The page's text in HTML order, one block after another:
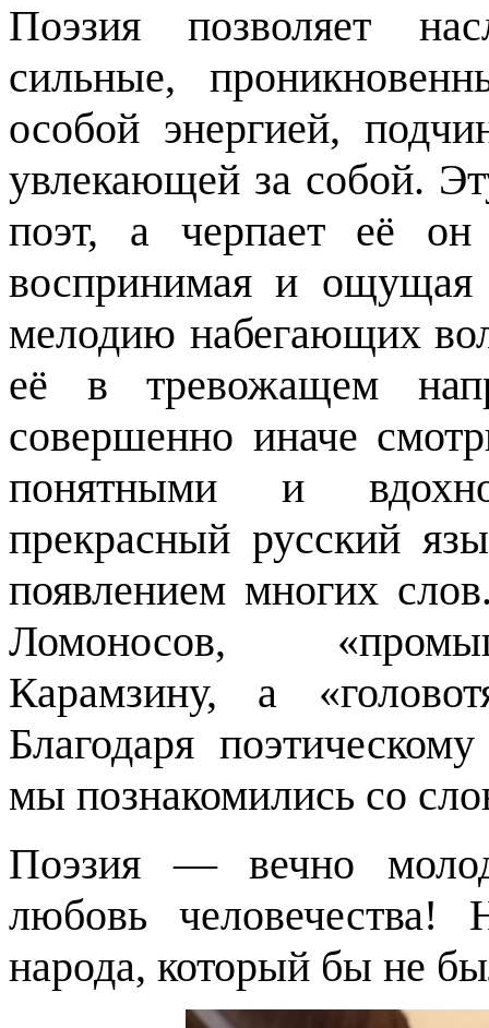
Поэзия позволяет
сильные,
особой энергией,
увлекающей за собой.
поэт, а черпает её
воспринимая и
мелодию набегающих
её в тревожащем
совершенно иначе
понятными и
прекрасный русский
появлением многих
Ломоносов,
Карамзину, а
Благодаря
мы познакомились со
Поэзия — вечно
любовь
народа, который бы не